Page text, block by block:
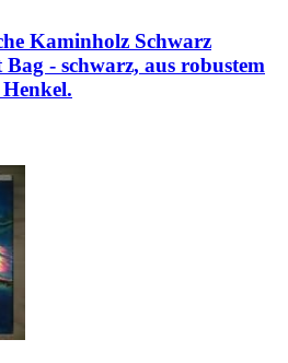
Kaminholz Schwarz
Bag - schwarz, aus robustem